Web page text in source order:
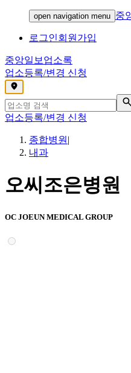
open navigation menu 중
로그인회원가입
중앙일보 업소록
업소등록/변경 신청
,
업소등록/변경 신청
종합병원 |
내과
오씨조은병원
OC JOEUN MEDICAL GROUP